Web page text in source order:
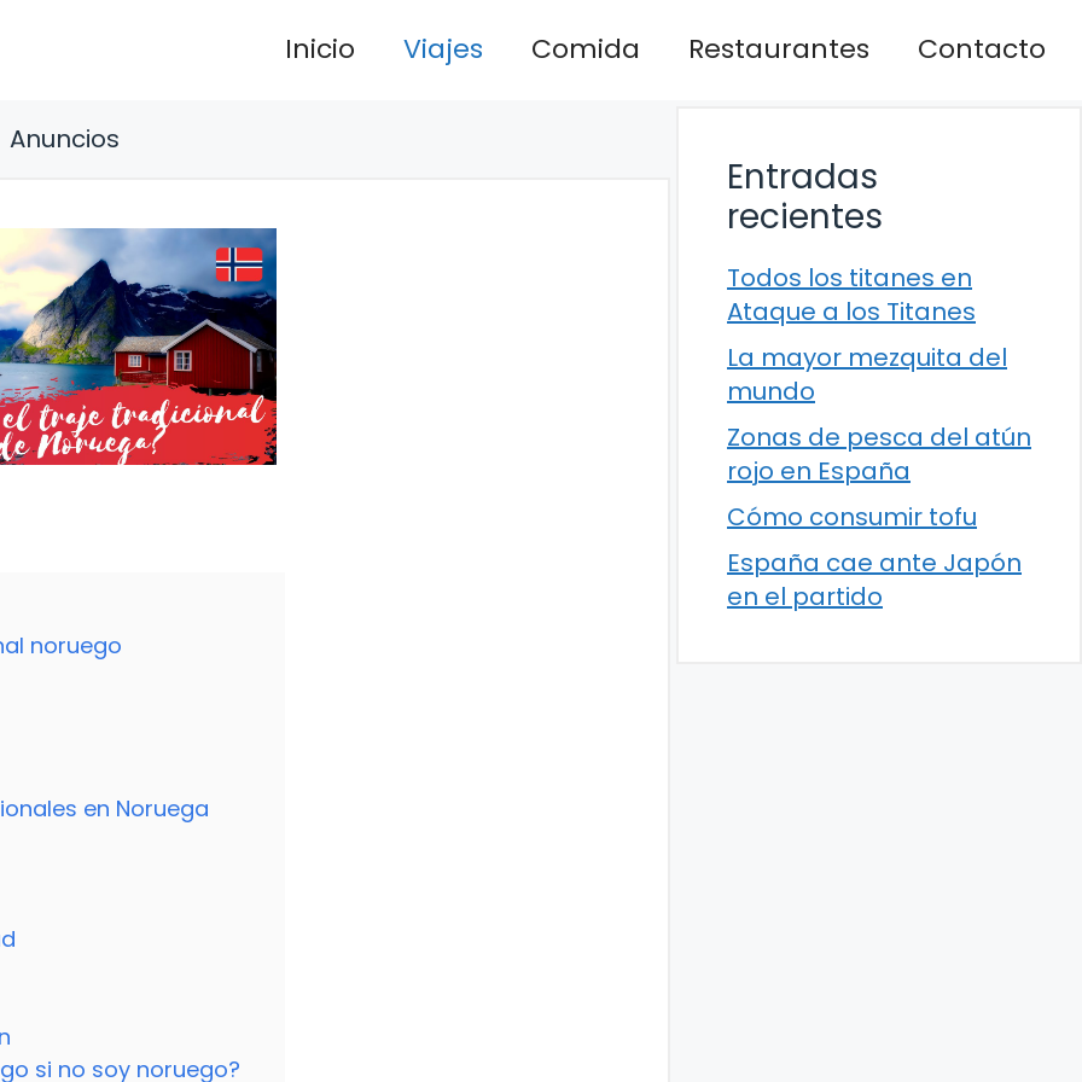
Inicio Viajes Comida Restaurantes Contacto
Anuncios
noruego
en Noruega
si no soy noruego?
Entradas
recientes
Todos los titanes en
Ataque a los Titanes
La mayor mezquita del
mundo
Zonas de pesca del atún
rojo en España
Cómo consumir tofu
España cae ante Japón
en el partido